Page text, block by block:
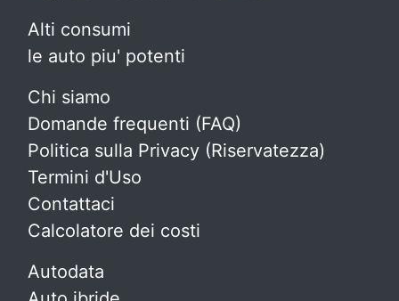
Alti consumi
le auto piu' potenti
Chi siamo
Domande frequenti (FAQ)
Politica sulla Privacy (Riservatezza)
Termini d'Uso
Contattaci
Calcolatore dei costi
Autodata